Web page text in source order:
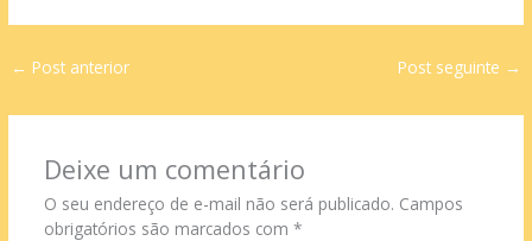
← Post anterior Post seguinte →
Deixe um comentário
O seu endereço de e-mail não será publicado. Campos
obrigatórios são marcados com *